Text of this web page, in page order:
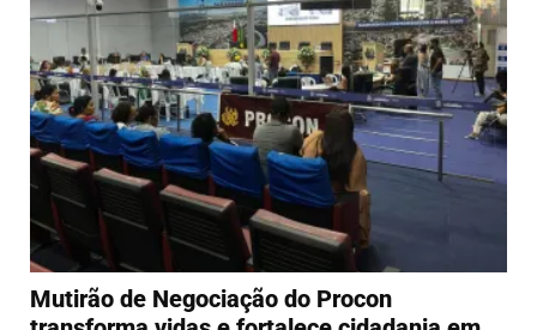
Mutirão de Negociação do Procon